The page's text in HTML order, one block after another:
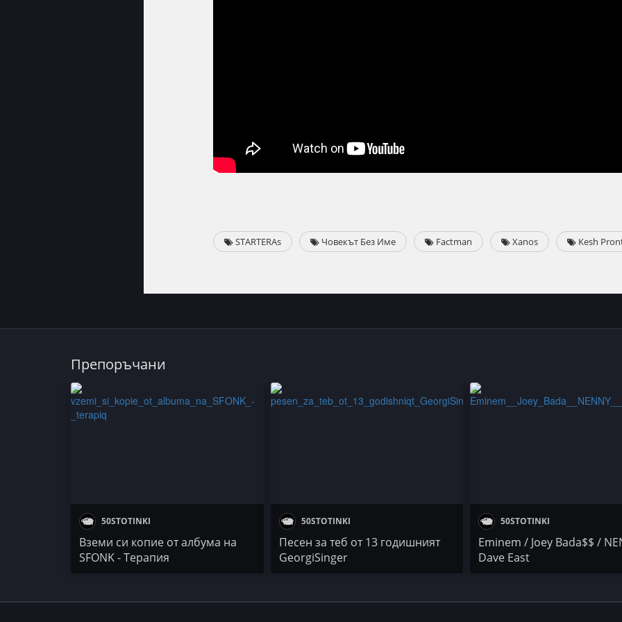
STARTERAs Човекът Без Име Factman Xanos Kesh
Препоръчани
50STOTINKI
Вземи си копие от албума на
SFONK - Терапия
50STOTINKI
Песен за теб от 13 годишният
GeorgiSinger
50STOTINKI
Eminem / Joey Bada$$ /
Dave East